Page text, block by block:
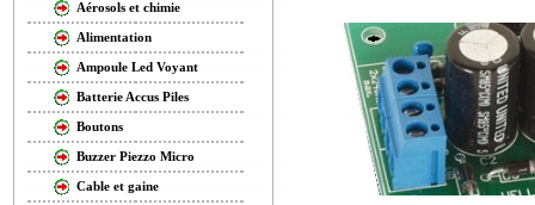
Aérosols et chimie
Alimentation
Ampoule Led Voyant
Batterie Accus Piles
Boutons
Buzzer Piezzo Micro
Cable et gaine